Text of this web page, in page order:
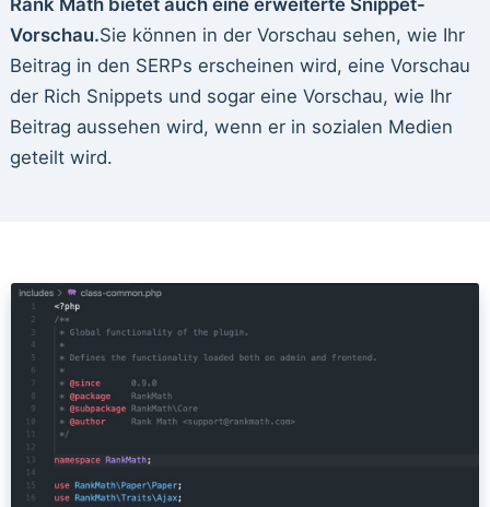
Rank Math bietet auch eine erweiterte Snippet-
Vorschau.Sie können in der Vorschau sehen, wie Ihr
Beitrag in den SERPs erscheinen wird, eine Vorschau
der Rich Snippets und sogar eine Vorschau, wie Ihr
Beitrag aussehen wird, wenn er in sozialen Medien
geteilt wird.